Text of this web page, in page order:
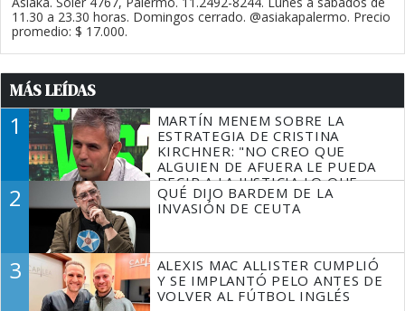
11.30 a 23.30 horas. Domingos cerrado. @asiakapalermo. Precio
promedio: $ 17.000.
MÁS LEÍDAS
1
MARTÍN MENEM SOBRE LA
ESTRATEGIA DE CRISTINA
KIRCHNER: "NO CREO QUE
ALGUIEN DE AFUERA LE PUEDA
DECIR A LA JUSTICIA LO QUE
TIENE QUE HACER"
2
QUÉ DIJO BARDEM DE LA
INVASIÓN DE CEUTA
3
ALEXIS MAC ALLISTER CUMPLIÓ
Y SE IMPLANTÓ PELO ANTES DE
VOLVER AL FÚTBOL INGLÉS